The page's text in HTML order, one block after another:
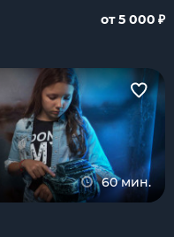
от 5 000 ₽
60 мин.